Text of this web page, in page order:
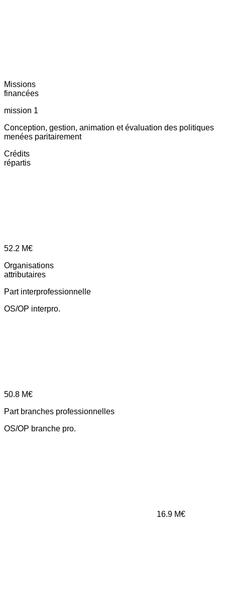
Missions
financées
mission 1
Conception, gestion, animation et évaluation des politiques
menées paritairement
Crédits
répartis
52.2 M€
Organisations
attributaires
Part interprofessionnelle
OS/OP interpro.
50.8 M€
Part branches professionnelles
OS/OP branche pro.
16.9 M€